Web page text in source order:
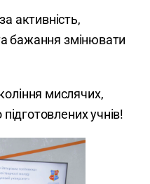
активність,
бажання змінювати
мислячих,
учнів!